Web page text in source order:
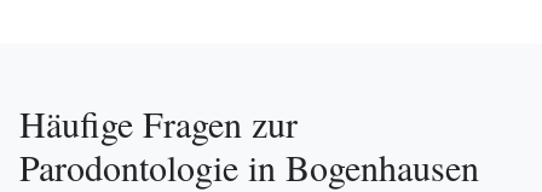
Häufige Fragen zur
Parodontologie in Bogenhausen